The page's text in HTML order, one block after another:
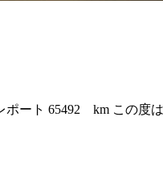
ト 65492 km この度は